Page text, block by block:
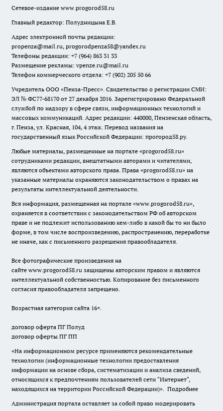
Сетевое-издание www.progorod58.ru
Главный редактор: Полудницына Е.В.
Адрес электронной почты редакции:
propenza@mail.ru, progorodpenza58@yandex.ru
Телефоны редакции: +7 (964) 863 31 33
Размещение рекламы: vpenze.ru@mail.ru
Телефон коммерческого отдела: +7 (902) 205 50 66
Учредитель ООО «Пенза-Пресс». Свидетельство о регистрации СМИ:
ЭЛ № ФС77-68170 от 27 декабря 2016. Зарегистрировано Федеральной
службой по надзору в сфере связи, информационных технологий и
массовых коммуникаций. Адрес редакции: 440000, Пензенская область,
г. Пенза, ул. Красная, 104, 4 этаж. Перевод названия на
государственный язык Российской Федерации: прогород58.ру.
Любые материалы, размещенные на портале «progorod58.ru»
сотрудниками редакции, внештатными авторами и читателями,
являются объектами авторского права. Права «progorod58.ru» на
указанные материалы охраняются законодательством о правах на
результаты интеллектуальной деятельности.
Вся информация, размещенная на портале «www.progorod58.ru»,
охраняется в соответствии с законодательством РФ об авторском
праве и не подлежит использованию кем-либо в какой бы то ни было
форме, в том числе воспроизведению, распространению, переработке
не иначе, как с письменного разрешения правообладателя.
Все фотографические произведения на
сайте www.progorod58.ru защищены авторским правом и являются
интеллектуальной собственностью. Копирование без письменного
согласия правообладателя запрещено.
Возрастная категория сайта 16+.
договор оферта ПГ Полуд
договор оферты ПГ ПП
«На информационном ресурсе применяются рекомендательные
технологии (информационные технологии предоставления
информации на основе сбора, систематизации и анализа сведений,
относящихся к предпочтениям пользователей сети "Интернет",
находящихся на территории Российской Федерации)». Подробнее
Администрация портала оставляет за собой право модерировать